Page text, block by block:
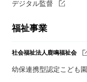
デジタル監督
福祉事業
社会福祉法人鹿鳴福祉会
幼保連携型認定こども